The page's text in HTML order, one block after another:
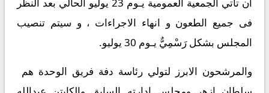
فى جميع الطعون و انهاء الاجراءات ، و سيتم تنصيب
المجلس بشكل رَسْمِيٌّ يـوم 30 يوليو.
والمرشحون الابرز لتولي رئاسة دفة فريق الوحدة هم ‏